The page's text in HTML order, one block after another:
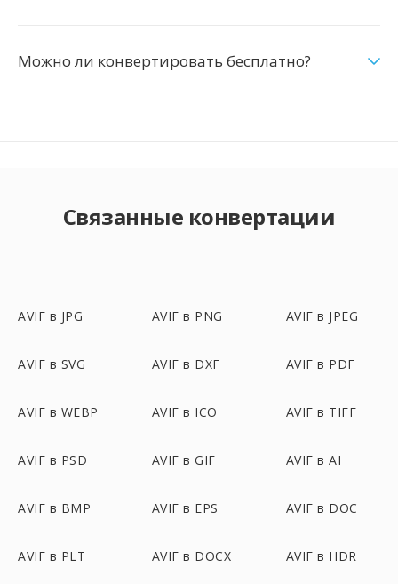
Можно ли конвертировать бесплатно?
Связанные конвертации
AVIF в JPG AVIF в PNG AVIF в JPEG
AVIF в SVG AVIF в DXF AVIF в PDF
AVIF в WEBP AVIF в ICO AVIF в TIFF
AVIF в PSD AVIF в GIF AVIF в AI
AVIF в BMP AVIF в EPS AVIF в DOC
AVIF в PLT AVIF в DOCX AVIF в HDR